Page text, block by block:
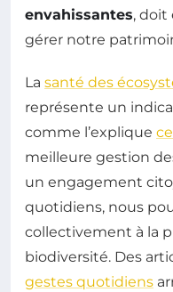
envahissantes, doit
gérer notre
La santé des
représente un
comme l’explique
meilleure gestion
un engagement
quotidiens, nous
collectivement à la
biodiversité. Des
gestes quotidiens